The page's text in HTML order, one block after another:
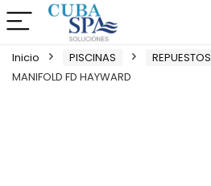
Inicio PISCINAS REPUESTOS
MANIFOLD FD HAYWARD